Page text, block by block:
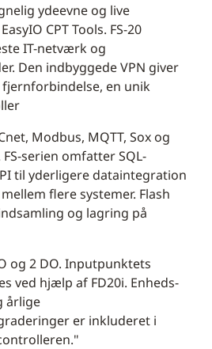
ydeevne og live
CPT Tools. FS-20
IT-netværk og
Den indbyggede VPN giver
en unik
Modbus, MQTT, Sox og
serien omfatter SQL-
til yderligere dataintegration
flere systemer. Flash
og lagring på
og 2 DO. Inputpunktets
ved hjælp af FD20i. Enheds-
årlige
er inkluderet i